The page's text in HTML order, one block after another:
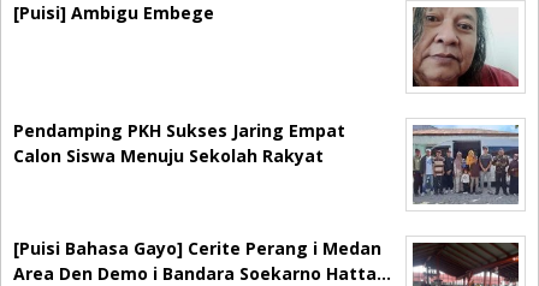
[Puisi] Ambigu Embege
Pendamping PKH Sukses Jaring Empat
Calon Siswa Menuju Sekolah Rakyat
[Puisi Bahasa Gayo] Cerite Perang i Medan
Area Den Demo i Bandara Soekarno Hatta…